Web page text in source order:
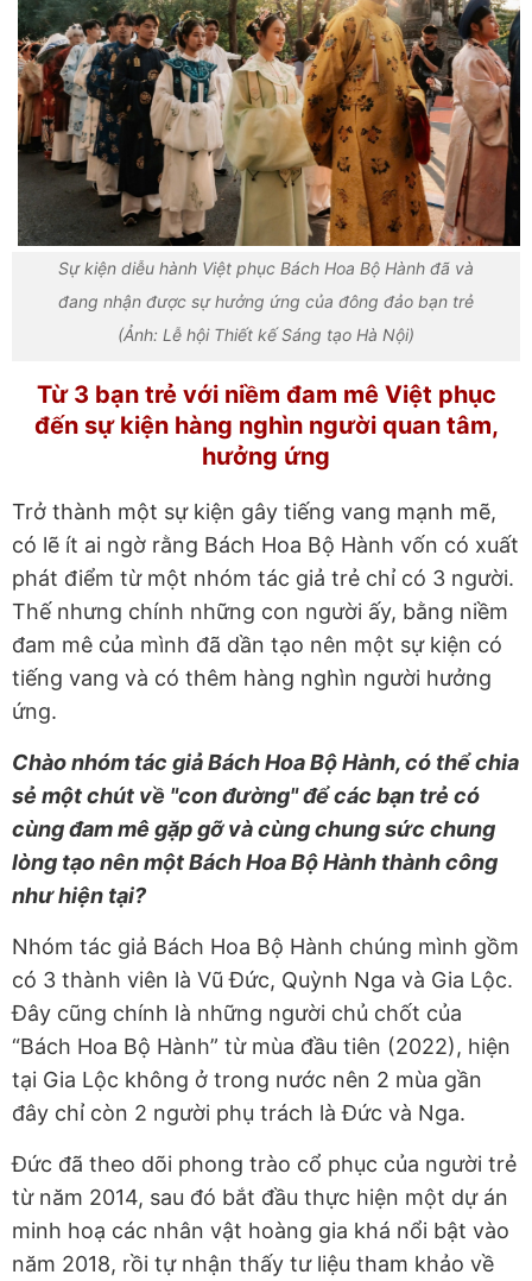
Sự kiện diễu hành Việt phục Bách Hoa Bộ Hành đã và
đang nhận được sự hưởng ứng của đông đảo bạn trẻ
(Ảnh: Lễ hội Thiết kế Sáng tạo Hà Nội)
Từ 3 bạn trẻ với niềm đam mê Việt phục
đến sự kiện hàng nghìn người quan tâm,
hưởng ứng
Trở thành một sự kiện gây tiếng vang mạnh mẽ,
có lẽ ít ai ngờ rằng Bách Hoa Bộ Hành vốn có xuất
phát điểm từ một nhóm tác giả trẻ chỉ có 3 người.
Thế nhưng chính những con người ấy, bằng niềm
đam mê của mình đã dần tạo nên một sự kiện có
tiếng vang và có thêm hàng nghìn người hưởng
ứng.
Chào nhóm tác giả Bách Hoa Bộ Hành, có thể chia
sẻ một chút về "con đường" để các bạn trẻ có
cùng đam mê gặp gỡ và cùng chung sức chung
lòng tạo nên một Bách Hoa Bộ Hành thành công
như hiện tại?
Nhóm tác giả Bách Hoa Bộ Hành chúng mình gồm
có 3 thành viên là Vũ Đức, Quỳnh Nga và Gia Lộc.
Đây cũng chính là những người chủ chốt của
“Bách Hoa Bộ Hành” từ mùa đầu tiên (2022), hiện
tại Gia Lộc không ở trong nước nên 2 mùa gần
đây chỉ còn 2 người phụ trách là Đức và Nga.
Đức đã theo dõi phong trào cổ phục của người trẻ
từ năm 2014, sau đó bắt đầu thực hiện một dự án
minh hoạ các nhân vật hoàng gia khá nổi bật vào
năm 2018, rồi tự nhận thấy tư liệu tham khảo về